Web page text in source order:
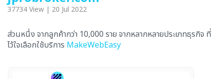
37734 View | 20 Jul 2022
ส่วนหนึ่ง จากลูกค้ากว่า 10,000 ราย จากหลากหลายประเภทธุรกิจ ที่
ไว้ใจเลือกใช้บริการ MakeWebEasy